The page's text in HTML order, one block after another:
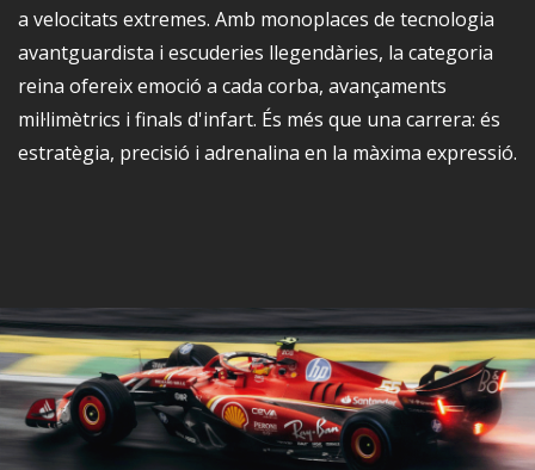
a velocitats extremes. Amb monoplaces de tecnologia
avantguardista i escuderies llegendàries, la categoria
reina ofereix emoció a cada corba, avançaments
mil·limètrics i finals d'infart. És més que una carrera: és
estratègia, precisió i adrenalina en la màxima expressió.